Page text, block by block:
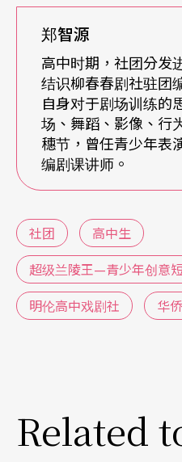
演出度过。因为习惯这
见也偏重，会直接在课
的走走停停，最终还是
新展开课程安排，且与
求、资源、期程、规定
量。
义务性的评鉴，以要求社
可。积极的学校会视社团
接洽校庆制作与校外活动
团的支持，体现在良性竞
对于学生社团的支持，
郑智源
高中时期，社团分发
结识柳春春剧社驻团
自身对于剧场训练的
场、舞蹈、影像、行
穗节，曾任青少年表
编剧课讲师。
社团
高中生
超级兰陵王—青少年创意
明伦高中戏剧社
华
Related